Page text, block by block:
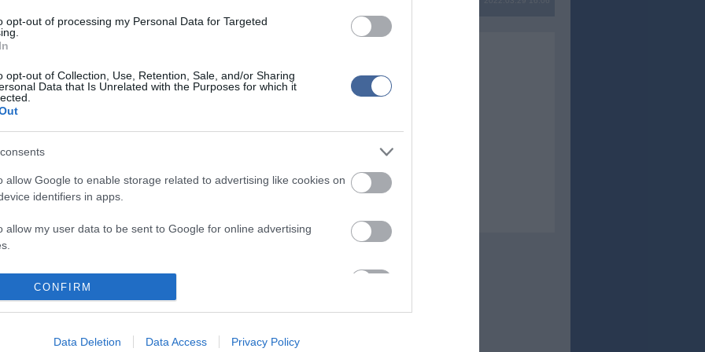
opt-out of processing my Personal Data for Targeted
opt-out of Collection, Use, Retention, Sale, and/or Sharing
Data that Is Unrelated with the Purposes for which it
allow Google to enable storage related to advertising like cookies on
identifiers in apps.
allow my user data to be sent to Google for online advertising
allow Google to send me personalized advertising.
allow Google to enable storage related to analytics like cookies on
CONFIRM
Data Deletion Data Access Privacy Policy
lemaradt a Cipi Livni volt külügyminiszter által
és tíz mandátum közötti kategóriába, ahol rajta
Merec és az askenázi ultraortodoxok vallásos
elemzői szerint a választási eredmények
Netanjahu győzelmét, de igencsak megnehezítik
a megkérdezetteknek mintegy 15 százaléka nem
hova adja voksát.
írások: